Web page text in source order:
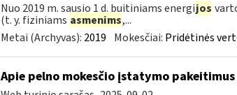
Nuo 2019 m. sausio 1 d. buitiniams energijos
(t. y. fiziniams asmenims,...
Metai (Archyvas): 2019 Mokesčiai: Pridėtinės
Apie pelno mokesčio įstatymo pakeitimus